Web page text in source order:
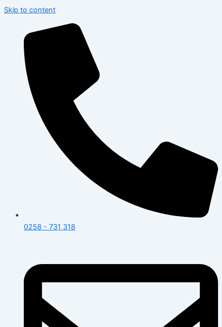
Skip to content
0258 - 731 318